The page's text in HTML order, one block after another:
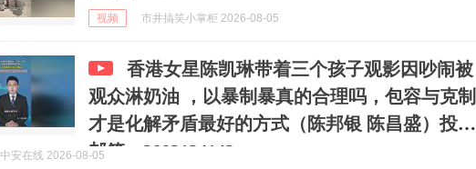
视频 市井搞笑小掌柜 2026-08-05
香港女星陈凯琳带着三个孩子观影因吵闹被
观众淋奶油 ，以暴制暴真的合理吗，包容与克制
才是化解矛盾最好的方式（陈邦银 陈昌盛）投稿
邮箱：3882124142
中安在线 2026-08-05